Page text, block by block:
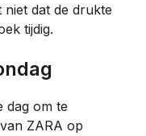
niet dat de drukte
tijdig.
dag om te
ZARA op